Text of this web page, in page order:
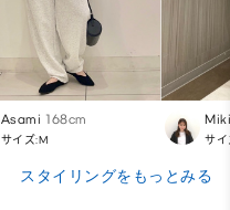
Asami 168cm
サイズ:M サ
スタイリングをもっとみる